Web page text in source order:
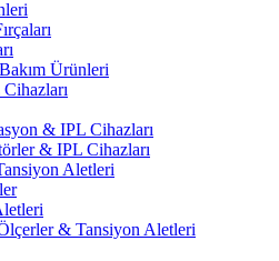
Ürünleri
& IPL Cihazları
& IPL Cihazları
Aletleri
& Tansiyon Aletleri